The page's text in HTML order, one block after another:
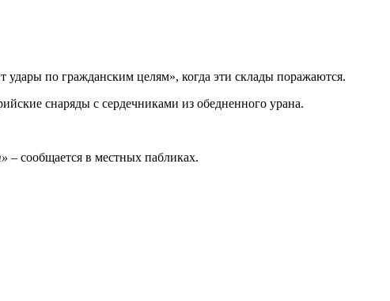
удары по гражданским целям», когда эти склады поражаются.
снаряды с сердечниками из обедненного урана.
– сообщается в местных пабликах.